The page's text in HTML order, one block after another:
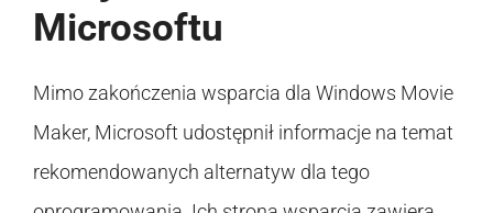
Microsoftu
Mimo zakończenia wsparcia dla Windows Movie
Maker, Microsoft udostępnił informacje na temat
rekomendowanych alternatyw dla tego